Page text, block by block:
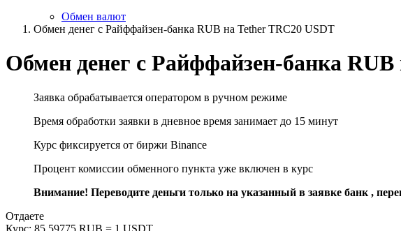
Обмен валют
Обмен денег с Райффайзен-банка RUB на Tether TRC20 USDT
Обмен денег с Райффайзен-банка
Заявка обрабатывается оператором в ручном режиме
Время обработки заявки в дневное время занимает до 15 минут
Курс фиксируется от биржи Binance
Процент комиссии обменного пункта уже включен в курс
Внимание! Переводите деньги только на указанный в заявке банк ,
Отдаете
Курс: 85.59775 RUB = 1 USDT